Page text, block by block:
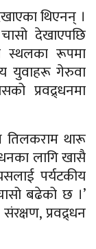
थिएनन् ।
देखाएपछि
स्थलका रूपमा
युवाहरू गेरुवा
प्रवद्र्धनमा
तिलकराम थारू
लागि खासै
पर्यटकीय
बढेको छ ।’
प्रवद्र्धन